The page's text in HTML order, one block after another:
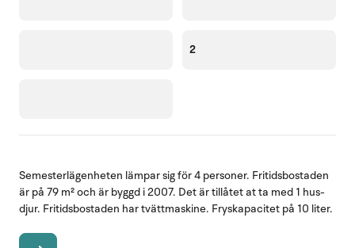
2
Semesterlägenheten lämpar sig för 4 personer. Fritidsbostaden
är på 79 m² och är byggd i 2007. Det är tillåtet at ta med 1 hus-
djur. Fritidsbostaden har tvättmaskine. Fryskapacitet på 10 liter.